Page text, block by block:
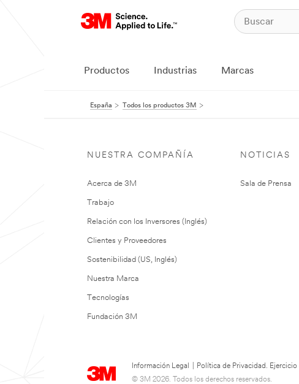
Productos Industrias Marcas
España Todos los productos 3M
NUESTRA COMPAÑÍA
Acerca de 3M
Trabajo
Relación con los Inversores (Inglés)
Clientes y Proveedores
Sostenibilidad (US, Inglés)
Nuestra Marca
Tecnologías
Fundación 3M
NOTICIAS
Sala de Prensa
Información Legal Política de Privacidad. Ejercicio
© 3M 2026. Todos los derechos reservados.